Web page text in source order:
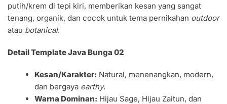
putih/krem di tepi kiri, memberikan kesan yang sangat
tenang, organik, dan cocok untuk tema pernikahan outdoor
atau botanical.
Detail Template Java Bunga 02
Kesan/Karakter: Natural, menenangkan, modern,
dan bergaya earthy.
Warna Dominan: Hijau Sage, Hijau Zaitun, dan